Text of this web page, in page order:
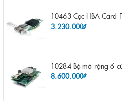
3.230.000₫
8.600.000₫